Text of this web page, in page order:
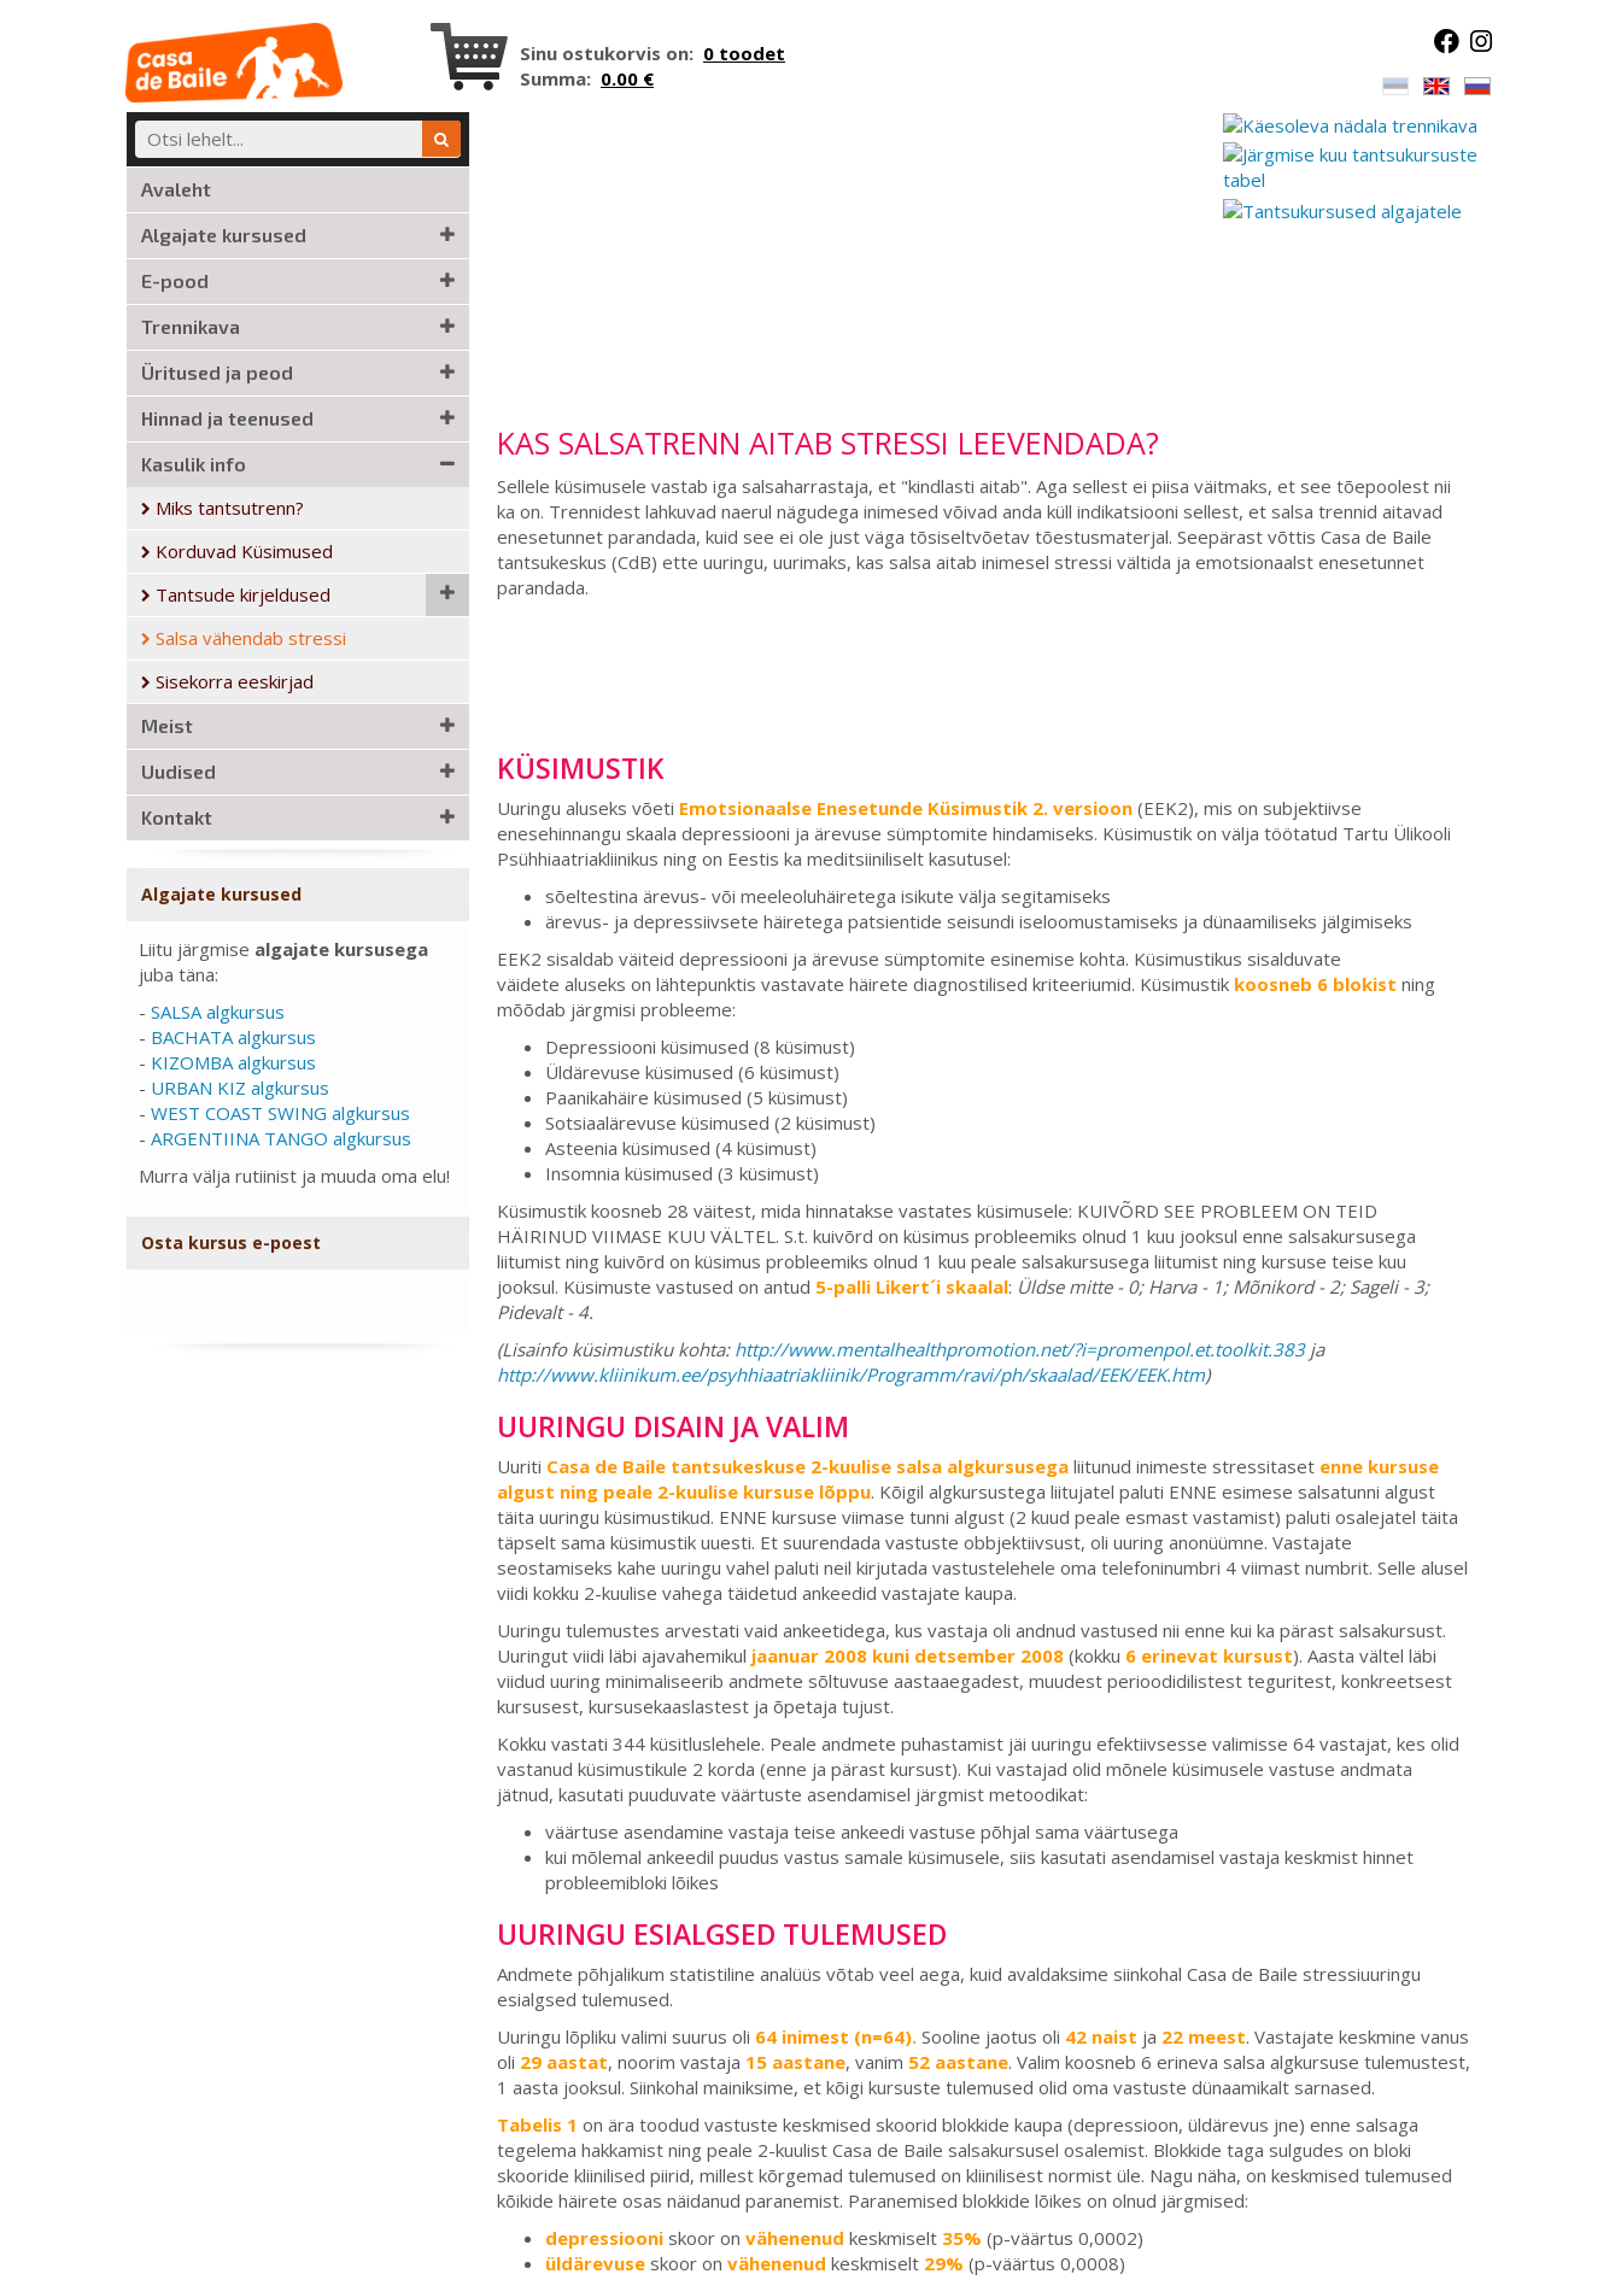
Sinu ostukorvis on: 0 toodet
Summa: 0.00 €
Avaleht
Algajate kursused
E-pood
Trennikava
Üritused ja peod
Hinnad ja teenused
Kasulik info
Miks tantsutrenn?
Korduvad Küsimused
Tantsude kirjeldused
Salsa vähendab stressi
Sisekorra eeskirjad
Meist
Uudised
Kontakt
Algajate kursused
Liitu järgmise algajate kursusega
juba täna:
- SALSA algkursus
- BACHATA algkursus
- KIZOMBA algkursus
- URBAN KIZ algkursus
- WEST COAST SWING algkursus
- ARGENTIINA TANGO algkursus
Murra välja rutiinist ja muuda oma elu!
Osta kursus e-poest
KAS SALSATRENN AITAB STRESSI LEEVENDADA?
Sellele küsimusele vastab iga salsaharrastaja, et "kindlasti aitab". Aga sellest ei piisa väitmaks, et see tõepoolest nii
ka on. Trennidest lahkuvad naerul nägudega inimesed võivad anda küll indikatsiooni sellest, et salsa trennid aitavad
enesetunnet parandada, kuid see ei ole just väga tõsiseltvõetav tõestusmaterjal. Seepärast võttis Casa de Baile
tantsukeskus (CdB) ette uuringu, uurimaks, kas salsa aitab inimesel stressi vältida ja emotsionaalst enesetunnet
parandada.
KÜSIMUSTIK
Uuringu aluseks võeti Emotsionaalse Enesetunde Küsimustik 2. versioon(EEK2), mis on subjektiivse
enesehinnangu skaala depressiooni ja ärevuse sümptomite hindamiseks. Küsimustik on välja töötatud Tartu Ülikooli
Psühhiaatriakliinikus ning on Eestis ka meditsiiniliselt kasutusel:
sõeltestina ärevus- või meeleoluhäiretega isikute välja segitamiseks
ärevus- ja depressiivsete häiretega patsientide seisundi iseloomustamiseks ja dünaamiliseks jälgimiseks
EEK2 sisaldab väiteid depressiooni ja ärevuse sümptomite esinemise kohta. Küsimustikus sisalduvate
väidete aluseks on lähtepunktis vastavate häirete diagnostilised kriteeriumid. Küsimustik koosneb 6 blokist ning
mõõdab järgmisi probleeme:
Depressiooni küsimused (8 küsimust)
Üldärevuse küsimused (6 küsimust)
Paanikahäire küsimused (5 küsimust)
Sotsiaalärevuse küsimused (2 küsimust)
Asteenia küsimused (4 küsimust)
Insomnia küsimused (3 küsimust)
Küsimustik koosneb 28 väitest, mida hinnatakse vastates küsimusele: KUIVÕRD SEE PROBLEEM ON TEID
HÄIRINUD VIIMASE KUU VÄLTEL. S.t. kuivõrd on küsimus probleemiks olnud 1 kuu jooksul enne salsakursusega
liitumist ning kuivõrd on küsimus probleemiks olnud 1 kuu peale salsakursusega liitumist ning kursuse teise kuu
jooksul. Küsimuste vastused on antud 5-palli Likert´i skaalal: Üldse mitte - 0; Harva - 1; Mõnikord - 2; Sageli - 3;
Pidevalt - 4.
(Lisainfo küsimustiku kohta: http://www.mentalhealthpromotion.net/?i=promenpol.et.toolkit.383ja
http://www.kliinikum.ee/psyhhiaatriakliinik/Programm/ravi/ph/skaalad/EEK/EEK.htm)
UURINGU DISAIN JA VALIM
Uuriti Casa de Baile tantsukeskuse 2-kuulise salsa algkursusegaliitunud inimeste stressitaset enne kursuse
algust ning peale 2-kuulise kursuse lõppu. Kõigil algkursustega liitujatel paluti ENNE esimese salsatunni algust
täita uuringu küsimustikud. ENNE kursuse viimase tunni algust (2 kuud peale esmast vastamist) paluti osalejatel täita
täpselt sama küsimustik uuesti. Et suurendada vastuste obbjektiivsust, oli uuring anonüümne. Vastajate
seostamiseks kahe uuringu vahel paluti neil kirjutada vastustelehele oma telefoninumbri 4 viimast numbrit. Selle alusel
viidi kokku 2-kuulise vahega täidetud ankeedid vastajate kaupa.
Uuringu tulemustes arvestati vaid ankeetidega, kus vastaja oli andnud vastused nii enne kui ka pärast salsakursust.
Uuringut viidi läbi ajavahemikul jaanuar 2008 kuni detsember 2008(kokku 6 erinevat kursust). Aasta vältel läbi
viidud uuring minimaliseerib andmete sõltuvuse aastaaegadest, muudest perioodidilistest teguritest, konkreetsest
kursusest, kursusekaaslastest ja õpetaja tujust.
Kokku vastati 344 küsitluslehele. Peale andmete puhastamist jäi uuringu efektiivsesse valimisse 64 vastajat, kes olid
vastanud küsimustikule 2 korda (enne ja pärast kursust). Kui vastajad olid mõnele küsimusele vastuse andmata
jätnud, kasutati puuduvate väärtuste asendamisel järgmist metoodikat:
väärtuse asendamine vastaja teise ankeedi vastuse põhjal sama väärtusega
kui mõlemal ankeedil puudus vastus samale küsimusele, siis kasutati asendamisel vastaja keskmist hinnet
probleemibloki lõikes
UURINGU ESIALGSED TULEMUSED
Andmete põhjalikum statistiline analüüs võtab veel aega, kuid avaldaksime siinkohal Casa de Baile stressiuuringu
esialgsed tulemused.
Uuringu lõpliku valimi suurus oli 64 inimest (n=64).Sooline jaotus oli 42 naist ja 22 meest. Vastajate keskmine vanus
oli 29 aastat, noorim vastaja 15 aastane, vanim 52 aastane. Valim koosneb 6 erineva salsa algkursuse tulemustest,
1 aasta jooksul. Siinkohal mainiksime, et kõigi kursuste tulemused olid oma vastuste dünaamikalt sarnased.
Tabelis 1 on ära toodud vastuste keskmised skoorid blokkide kaupa (depressioon, üldärevus jne) enne salsaga
tegelema hakkamist ning peale 2-kuulist Casa de Baile salsakursusel osalemist. Blokkide taga sulgudes on bloki
skooride kliinilised piirid, millest kõrgemad tulemused on kliinilisest normist üle. Nagu näha, on keskmised tulemused
kõikide häirete osas näidanud paranemist. Paranemised blokkide lõikes on olnud järgmised:
depressiooniskoor on vähenenud keskmiselt 35% (p-väärtus 0,0002)
üldärevuseskoor on vähenenud keskmiselt 29% (p-väärtus 0,0008)